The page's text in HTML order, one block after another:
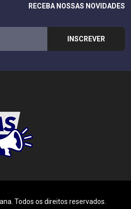
RECEBA NOSSAS NOVIDADES
Todos os direitos reservados.